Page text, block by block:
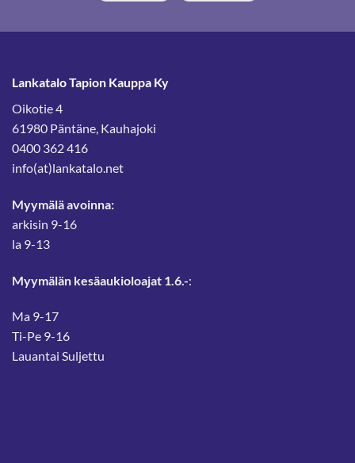
Lankatalo Tapion Kauppa Ky
Oikotie 4
61980 Päntäne, Kauhajoki
0400 362 416
info(at)lankatalo.net
Myymälä avoinna:
arkisin 9-16
la 9-13
Myymälän kesäaukioloajat 1.6.-:
Ma 9-17
Ti-Pe 9-16
Lauantai Suljettu